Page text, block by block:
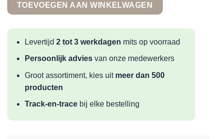
TOEVOEGEN AAN WINKELWAGEN
Levertijd 2 tot 3 werkdagen mits op voorraad
Persoonlijk adviesvan onze medewerkers
Groot assortiment, kies uit meer dan 500
producten
Track-en-tracebij elke bestelling